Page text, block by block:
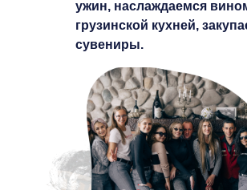
ужин, наслаждаемся
грузинской кухней,
сувениры.